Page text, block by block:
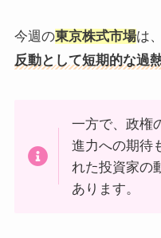
今週の東京株式市場は、
反動として短期的な過
一方で、政権
進力への期待
れた投資家の
あります。